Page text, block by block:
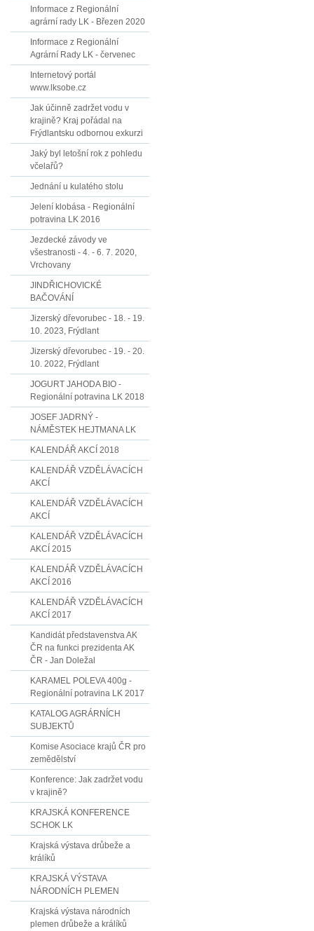
Informace z Regionální
agrární rady LK - Březen 2020
Informace z Regionální
Agrární Rady LK - červenec
Internetový portál
www.lksobe.cz
Jak účinně zadržet vodu v
krajině? Kraj pořádal na
Frýdlantsku odbornou exkurzi
Jaký byl letošní rok z pohledu
včelařů?
Jednání u kulatého stolu
Jelení klobása - Regionální
potravina LK 2016
Jezdecké závody ve
všestranosti - 4. - 6. 7. 2020,
Vrchovany
JINDŘICHOVICKÉ
BAČOVÁNÍ
Jizerský dřevorubec - 18. - 19.
10. 2023, Frýdlant
Jizerský dřevorubec - 19. - 20.
10. 2022, Frýdlant
JOGURT JAHODA BIO -
Regionální potravina LK 2018
JOSEF JADRNÝ -
NÁMĚSTEK HEJTMANA LK
KALENDÁŘ AKCÍ 2018
KALENDÁŘ VZDĚLÁVACÍCH
AKCÍ
KALENDÁŘ VZDĚLÁVACÍCH
AKCÍ
KALENDÁŘ VZDĚLÁVACÍCH
AKCÍ 2015
KALENDÁŘ VZDĚLÁVACÍCH
AKCÍ 2016
KALENDÁŘ VZDĚLÁVACÍCH
AKCÍ 2017
Kandidát představenstva AK
ČR na funkci prezidenta AK
ČR - Jan Doležal
KARAMEL POLEVA 400g -
Regionální potravina LK 2017
KATALOG AGRÁRNÍCH
SUBJEKTŮ
Komise Asociace krajů ČR pro
zemědělství
Konference: Jak zadržet vodu
v krajině?
KRAJSKÁ KONFERENCE
SCHOK LK
Krajská výstava drůbeže a
králíků
KRAJSKÁ VÝSTAVA
NÁRODNÍCH PLEMEN
Krajská výstava národních
plemen drůbeže a králíků